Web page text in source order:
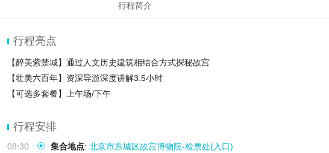
行程简介
行程亮点
【醉美紫禁城】通过人文历史建筑相结合方式探秘故宫
【壮美六百年】资深导游深度讲解3.5小时
【可选多套餐】上午场/下午
行程安排
08:30 集合地点: 北京市东城区故宫博物院-检票处(入口)